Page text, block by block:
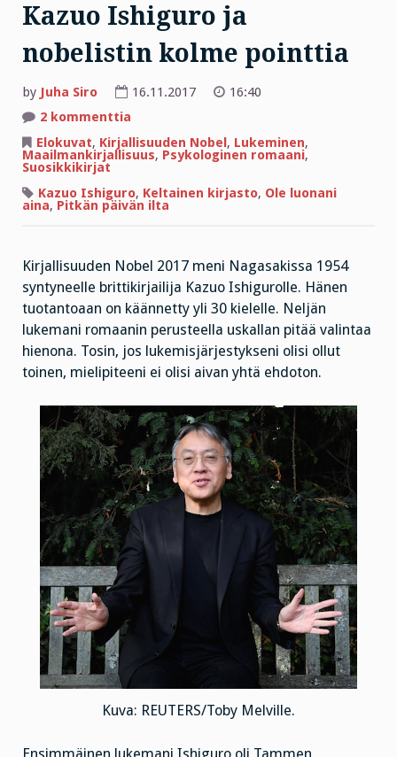
Kazuo Ishiguro ja
nobelistin kolme pointtia
by Juha Siro 16.11.2017
16:40
2 kommenttia
Ishiguro
ja
nobelistin
pointtia
Elokuvat, Kirjallisuuden Nobel, Lukeminen,
Maailmankirjallisuus, Psykologinen romaani,
Suosikkikirjat
Kazuo Ishiguro, Keltainen kirjasto, Ole luonani
aina, Pitkän päivän ilta
Kirjallisuuden Nobel 2017 meni Nagasakissa 1954
syntyneelle brittikirjailija Kazuo Ishigurolle. Hänen
tuotantoaan on käännetty yli 30 kielelle. Neljän
lukemani romaanin perusteella uskallan pitää valintaa
hienona. Tosin, jos lukemisjärjestykseni olisi ollut
toinen, mielipiteeni ei olisi aivan yhtä ehdoton.
Kuva: REUTERS/Toby Melville.